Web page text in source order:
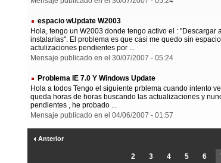
espacio wUpdate W2003
Hola, tengo un W2003 donde tengo activo el :
instalarlas". El problema es que casi me quedo sin
actulizaciones pendientes por ...
Mensaje publicado en el 30/07/2007 - 05:24
Problema IE 7.0 Y Windows Update
Hola a todos Tengo el siguiente prblema cuando intento
queda horas de horas buscando las actualizaciones y
pendientes , he probado ...
Mensaje publicado en el 04/06/2007 - 01:57
Anterior
2 3 4 5 6